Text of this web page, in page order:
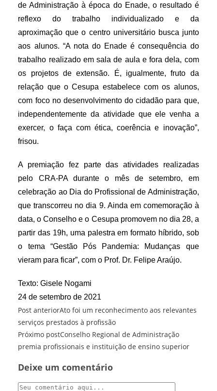
de Administração à época do Enade, o resultado é
reflexo do trabalho individualizado e da
aproximação que o centro universitário busca junto
aos alunos. “A nota do Enade é consequência do
trabalho realizado em sala de aula e fora dela, com
os projetos de extensão. É, igualmente, fruto da
relação que o Cesupa estabelece com os alunos,
com foco no desenvolvimento do cidadão para que,
independentemente da atividade que ele venha a
exercer, o faça com ética, coerência e inovação”,
frisou.
A premiação fez parte das atividades realizadas
pelo CRA-PA durante o mês de setembro, em
celebração ao Dia do Profissional de Administração,
que transcorreu no dia 9. Ainda em comemoração à
data, o Conselho e o Cesupa promovem no dia 28, a
partir das 19h, uma palestra em formato híbrido, sob
o tema “Gestão Pós Pandemia: Mudanças que
vieram para ficar”, com o Prof. Dr. Felipe Araújo.
Texto: Gisele Nogami
24 de setembro de 2021
Leia
mais
artigos
Post anteriorAto foi um reconhecimento aos relevantes
serviços prestados à profissão
Próximo postConselho Regional de Administração
premia profissionais e instituição de ensino superior
Deixe um comentário
Comentário